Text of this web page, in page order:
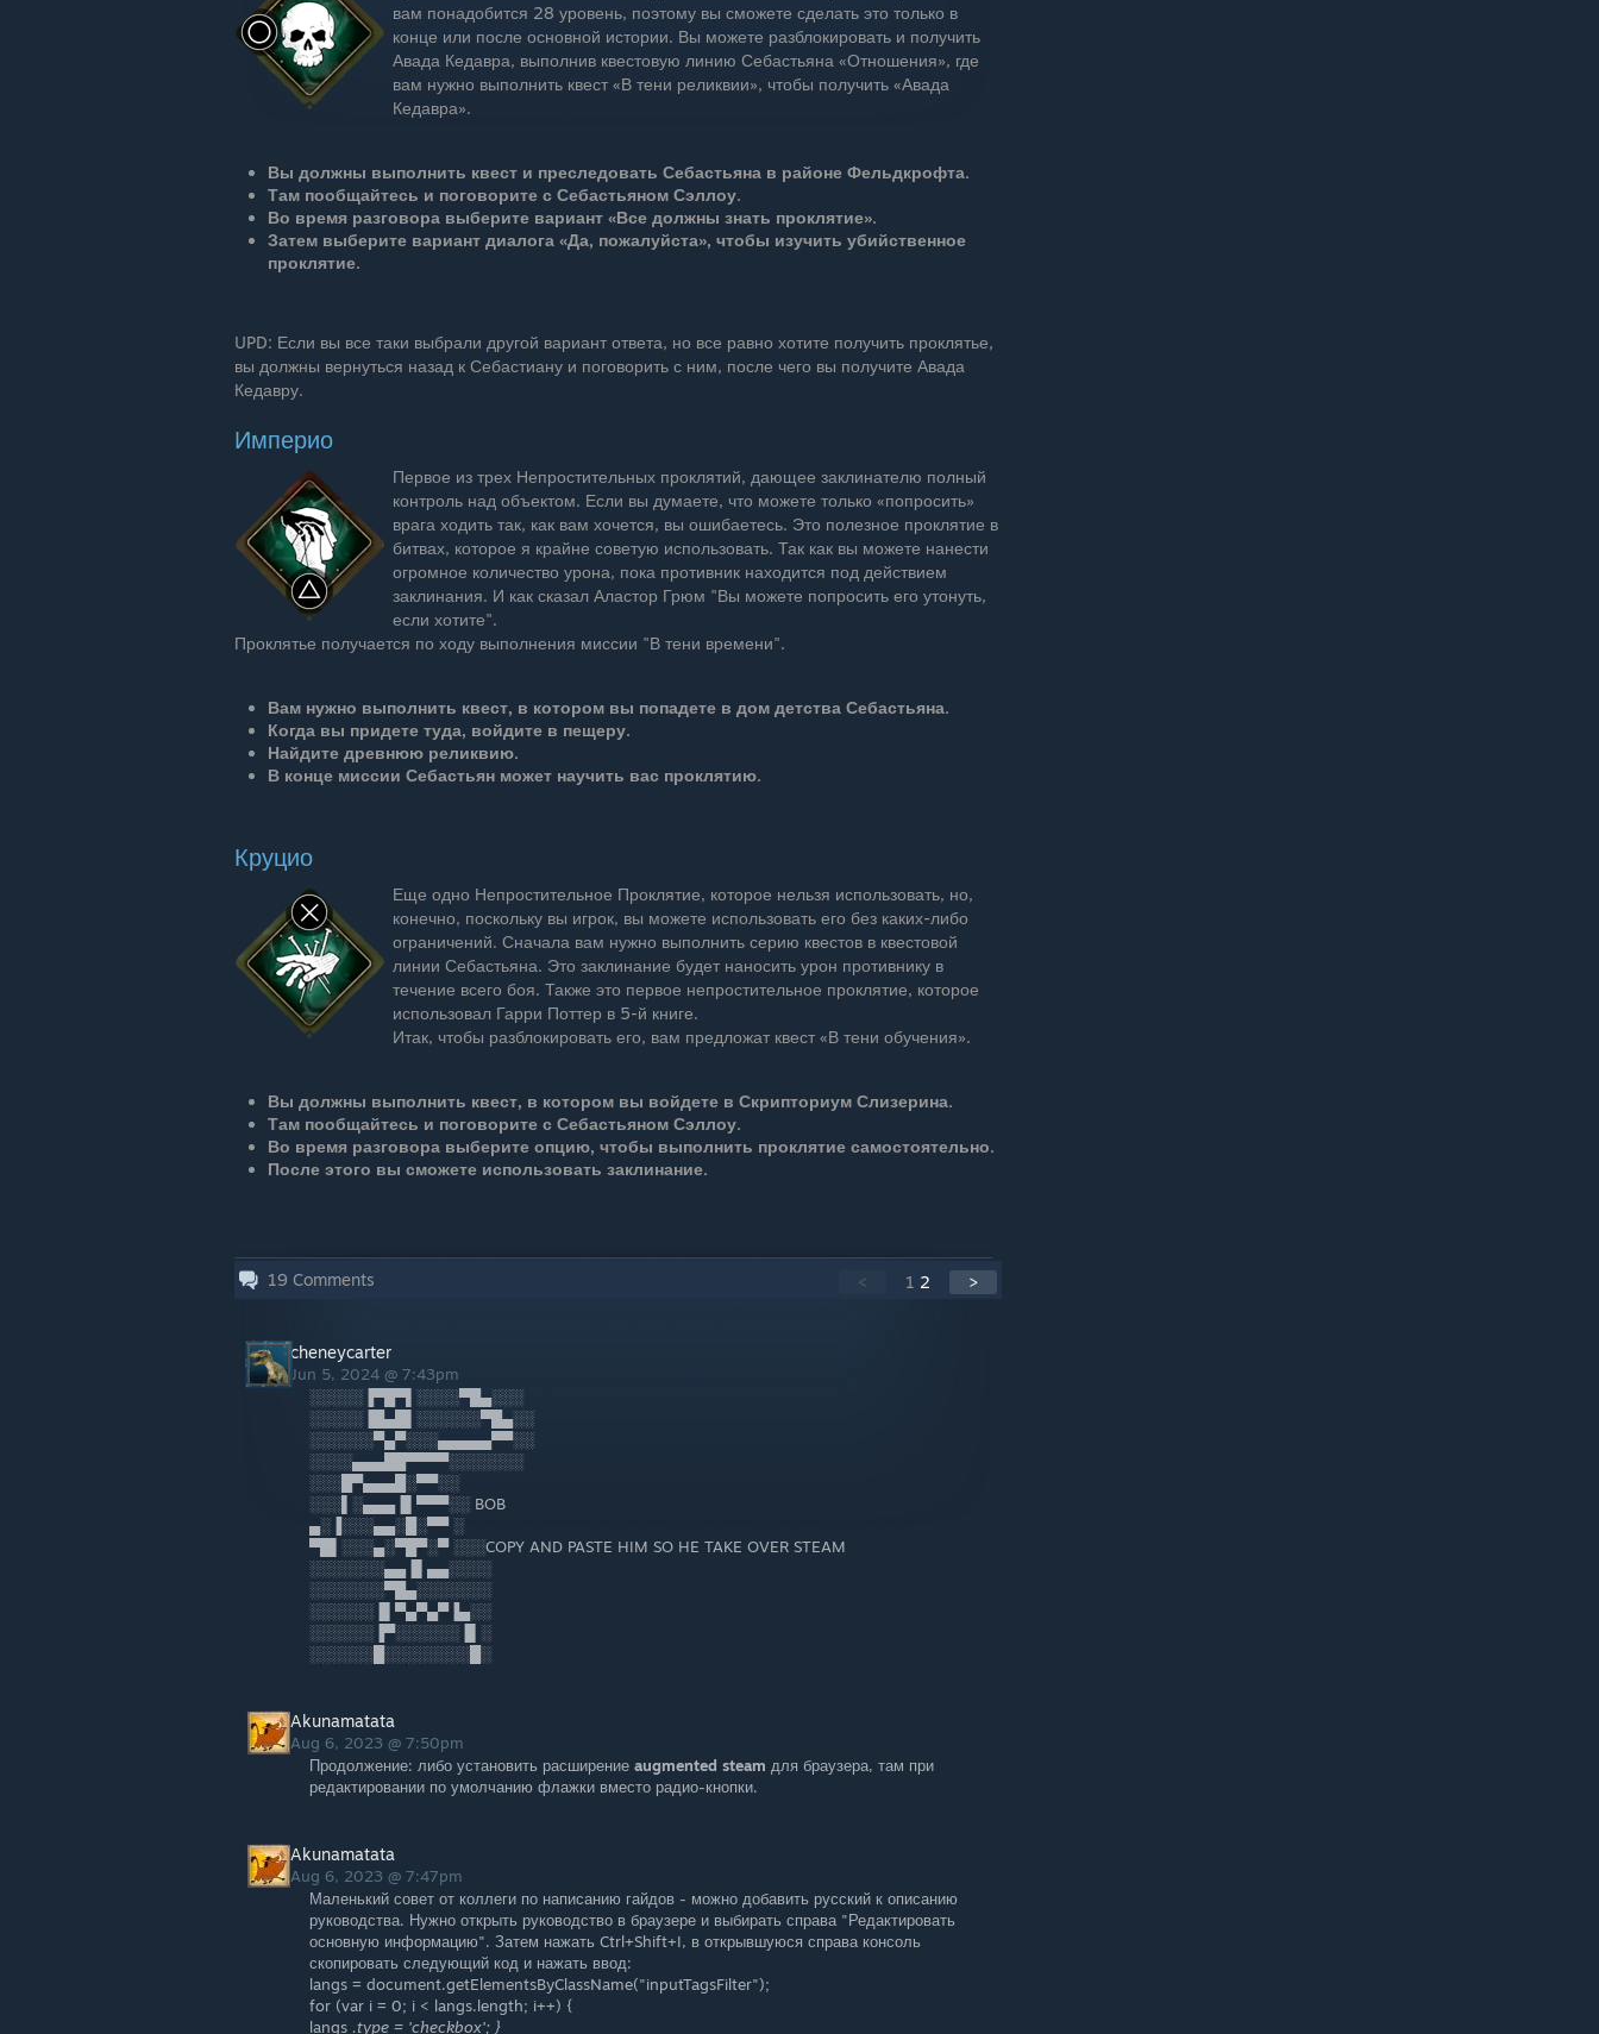
вам понадобится 28 уровень, поэтому вы сможете сделать это только в
конце или после основной истории. Вы можете разблокировать и получить
Авада Кедавра, выполнив квестовую линию Себастьяна «Отношения», где
вам нужно выполнить квест «В тени реликвии», чтобы получить «Авада
Кедавра».
Вы должны выполнить квест и преследовать Себастьяна в районе Фельдкрофта.
Там пообщайтесь и поговорите с Себастьяном Сэллоу.
Во время разговора выберите вариант «Все должны знать проклятие».
Затем выберите вариант диалога «Да, пожалуйста», чтобы изучить убийственное
проклятие.
UPD: Если вы все таки выбрали другой вариант ответа, но все равно хотите получить проклятье,
вы должны вернуться назад к Себастиану и поговорить с ним, после чего вы получите Авада
Кедавру.
Империо
Первое из трех Непростительных проклятий, дающее заклинателю полный
контроль над объектом. Если вы думаете, что можете только «попросить»
врага ходить так, как вам хочется, вы ошибаетесь. Это полезное проклятие в
битвах, которое я крайне советую использовать. Так как вы можете нанести
огромное количество урона, пока противник находится под действием
заклинания. И как сказал Аластор Грюм "Вы можете попросить его утонуть,
если хотите".
Проклятье получается по ходу выполнения миссии "В тени времени".
Вам нужно выполнить квест, в котором вы попадете в дом детства Себастьяна.
Когда вы придете туда, войдите в пещеру.
Найдите древнюю реликвию.
В конце миссии Себастьян может научить вас проклятию.
Круцио
Еще одно Непростительное Проклятие, которое нельзя использовать, но,
конечно, поскольку вы игрок, вы можете использовать его без каких-либо
ограничений. Сначала вам нужно выполнить серию квестов в квестовой
линии Себастьяна. Это заклинание будет наносить урон противнику в
течение всего боя. Также это первое непростительное проклятие, которое
использовал Гарри Поттер в 5-й книге.
Итак, чтобы разблокировать его, вам предложат квест «В тени обучения».
Вы должны выполнить квест, в котором вы войдете в Скрипториум Слизерина.
Там пообщайтесь и поговорите с Себастьяном Сэллоу.
Во время разговора выберите опцию, чтобы выполнить проклятие самостоятельно.
После этого вы сможете использовать заклинание.
19 Comments < 1 2 >
cheneycarter
Jun 5, 2024 @ 7:43pm
░░░░░▐▀█▀▌░░░░▀█▄░░░
░░░░░▐█▄█▌░░░░░░▀█▄░░
░░░░░░▀▄▀░░░▄▄▄▄▄▀▀░░
░░░░▄▄▄██▀▀▀▀░░░░░░░
░░░█▀▄▄▄█░▀▀░░
░░░▌░▄▄▄▐▌▀▀▀░░ BOB
▄░▐░░░▄▄░█░▀▀ ░
▀█▌░░░▄░▀█▀░▀ ░░░COPY AND PASTE HIM SO HE TAKE OVER STEAM
░░░░░░░▄▄▐▌▄▄░░░░
░░░░░░░▀█▄░░░░░░░
░░░░░░▐▌▀▄▀▄▀▐▄░░
░░░░░░▐▀░░░░░░▐▌░
░░░░░░█░░░░░░░░█░
Akunamatata
Aug 6, 2023 @ 7:50pm
Продолжение: либо установить расширение augmented steam для браузера, там при
редактировании по умолчанию флажки вместо радио-кнопки.
Akunamatata
Aug 6, 2023 @ 7:47pm
Маленький совет от коллеги по написанию гайдов - можно добавить русский к описанию
руководства. Нужно открыть руководство в браузере и выбирать справа "Редактировать
основную информацию". Затем нажать Ctrl+Shift+I, в открывшуюся справа консоль
скопировать следующий код и нажать ввод:
langs = document.getElementsByClassName("inputTagsFilter");
for (var i = 0; i < langs.length; i++) {
langs .type = 'checkbox'; }